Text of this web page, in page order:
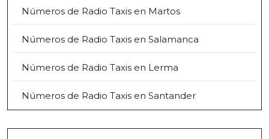
Números de Radio Taxis en Martos
Números de Radio Taxis en Salamanca
Números de Radio Taxis en Lerma
Números de Radio Taxis en Santander